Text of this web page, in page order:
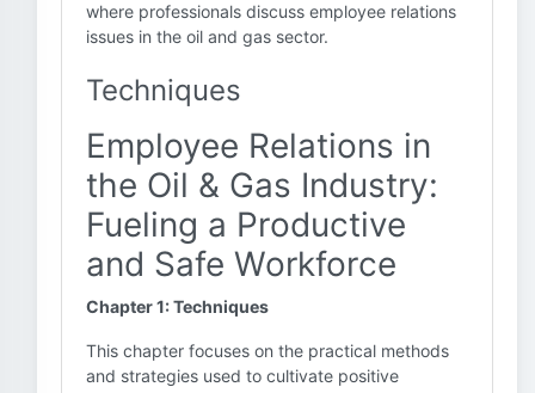
where professionals discuss employee relations
issues in the oil and gas sector.
Techniques
Employee Relations in
the Oil & Gas Industry:
Fueling a Productive
and Safe Workforce
Chapter 1: Techniques
This chapter focuses on the practical methods
and strategies used to cultivate positive